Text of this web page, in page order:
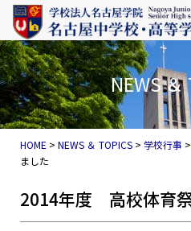
コンテンツへスキップ
メインナビゲーショ
NEWS ＆
HOME >NEWS ＆ TOPICS > 学校行事 >
ました
2014年度 高校体育